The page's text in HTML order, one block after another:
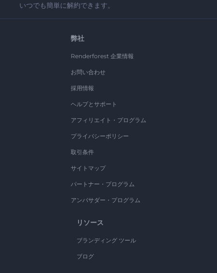
いつでも簡単に解約できます。
弊社
Renderforest 企業情報
お問い合わせ
採用情報
ヘルプとサポート
アフィリエイト・プログラム
プライバシーポリシー
取引条件
サイトマップ
パートナー・プログラム
アンバサダー・プログラム
リソース
ブランディング ツール
ブログ